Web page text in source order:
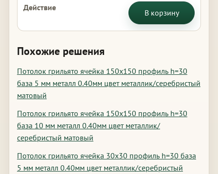
В корзину
Похожие решения
Потолок грильято ячейка 150х150 профиль h=30
база 5 мм металл 0.40мм цвет металлик/серебристый
матовый
Потолок грильято ячейка 150х150 профиль h=30
база 10 мм металл 0.40мм цвет металлик/
серебристый матовый
Потолок грильято ячейка 30х30 профиль h=30 база
5 мм металл 0.40мм цвет металлик/серебристый